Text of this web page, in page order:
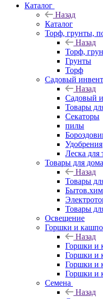
Каталог
Назад
Каталог
Торф, грунты,
Назад
Торф,
Грунты
Торф
Садовый
Назад
Садовый
Товары
Секаторы
пилы
Удобрения
Леска для
Товары для
Назад
Товары
Товары
Освещение
Горшки и кашпо
Назад
Горшки и
Горшки и
Горшки и
Горшки и
Семена
Назад